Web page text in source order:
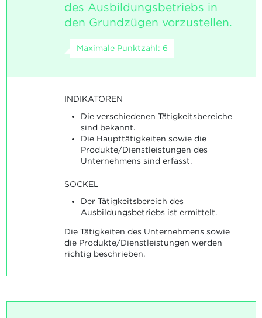
des Ausbildungsbetriebs in
den Grundzügen vorzustellen.
Maximale Punktzahl: 6
INDIKATOREN
Die verschiedenen Tätigkeitsbereiche
sind bekannt.
Die Haupttätigkeiten sowie die
Produkte/Dienstleistungen des
Unternehmens sind erfasst.
SOCKEL
Der Tätigkeitsbereich des
Ausbildungsbetriebs ist ermittelt.
Die Tätigkeiten des Unternehmens sowie
die Produkte/Dienstleistungen werden
richtig beschrieben.